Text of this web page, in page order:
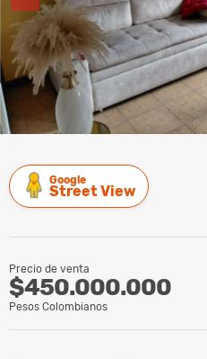
Google
Street View
Precio de venta
$450.000.000
Pesos Colombianos